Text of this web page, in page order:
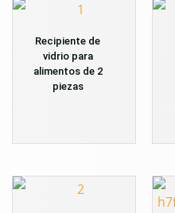
Recipiente de
vidrio para
alimentos de 2
piezas